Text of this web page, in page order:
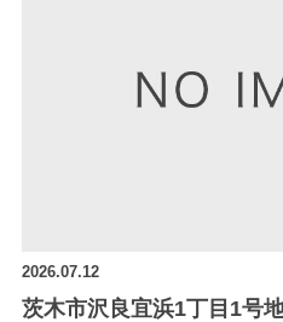
2026.07.12
茨木市沢良宜浜1丁目1号